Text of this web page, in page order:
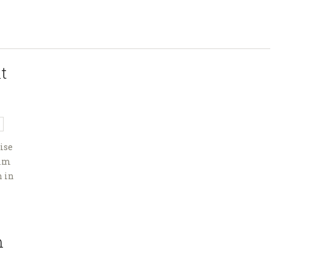
in